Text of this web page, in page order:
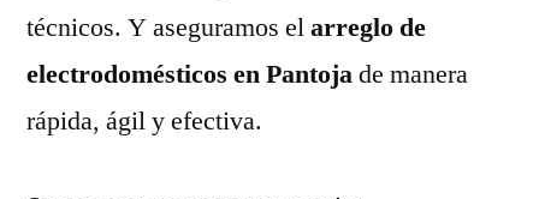
técnicos. Y aseguramos elarreglo de
electrodomésticos en Pantojade manera
rápida, ágil y efectiva.